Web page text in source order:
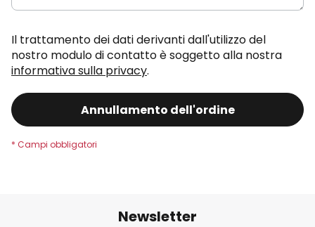
Il trattamento dei dati derivanti dall'utilizzo del
nostro modulo di contatto è soggetto alla nostra
informativa sulla privacy.
Annullamento dell'ordine
Newsletter